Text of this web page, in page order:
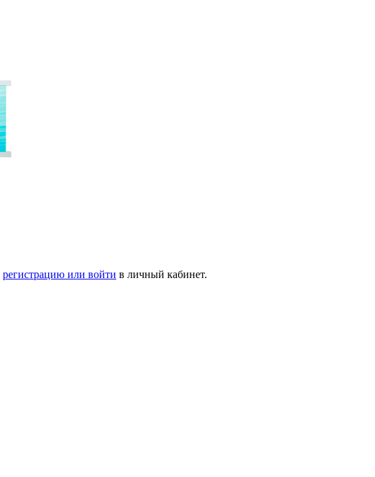
регистрацию или войти в личный кабинет.